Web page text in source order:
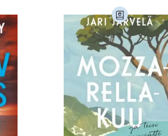
Juhtimine (23)
Laste- ja noortekirjandus (582)
Majandus (34) Perioodika (15)
Sport (52) Tehnika (6)
Õigus (22)